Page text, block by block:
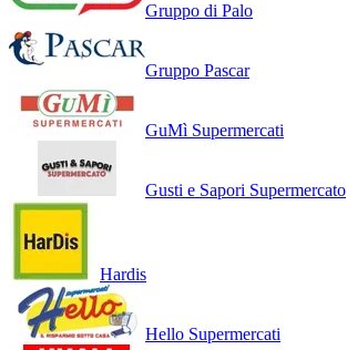
Gruppo di Palo
Gruppo Pascar
GuMì Supermercati
Gusti e Sapori Supermercato
Hardis
Hello Supermercati